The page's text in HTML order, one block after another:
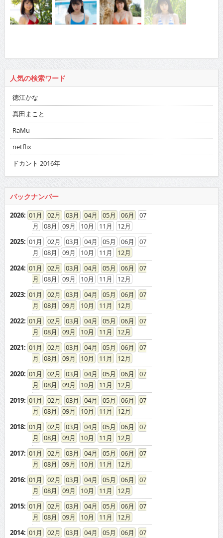
人気の検索ワード
徳江かな
真田まこと
RaMu
netflix
ドカント 2016年
バックナンバー
2026: 01 02 03 04 05 06
07
08
09 10 11
12
2025: 01 02 03 04 05 06
07
08
09 10 11
12
2024: 01 02 03 04 05 06
07
08
09 10 11
12
2023: 01 02 03 04 05 06
07
08
09 10 11
12
2022: 01 02 03 04 05 06
07
08
09 10 11
12
2021: 01 02 03 04 05 06
07
08
09 10 11
12
2020: 01 02 03 04 05 06
07
08
09 10 11
12
2019: 01 02 03 04 05 06
07
08
09 10 11
12
2018: 01 02 03 04 05 06
07
08
09 10 11
12
2017: 01 02 03 04 05 06
07
08
09 10 11
12
2016: 01 02 03 04 05 06
07
08
09 10 11
12
2015: 01 02 03 04 05 06
07
08
09 10 11
12
2014: 01 02 03 04 05 06
07